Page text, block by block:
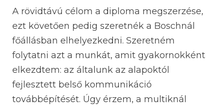
A rövidtávú célom a diploma megszerzése,
ezt követően pedig szeretnék a Boschnál
főállásban elhelyezkedni. Szeretném
folytatni azt a munkát, amit gyakornokként
elkezdtem: az általunk az alapoktól
fejlesztett belső kommunikáció
továbbépítését. Úgy érzem, a multiknál